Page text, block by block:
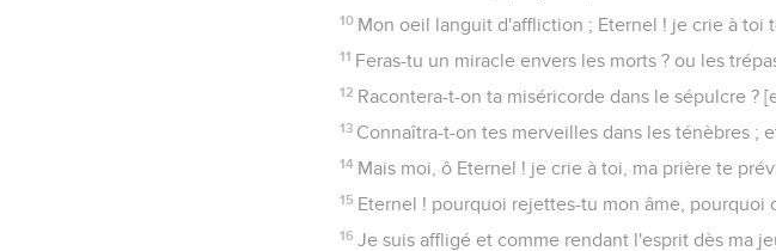
10 Mon oeil languit d'affliction ; Eternel ! je crie à toi
11 Feras-tu un miracle envers les morts ? ou les
12 Racontera-t-on ta miséricorde dans le sépulcre ?
13 Connaîtra-t-on tes merveilles dans les ténèbres ;
14 Mais moi, ô Eternel ! je crie à toi, ma prière te
15 Eternel ! pourquoi rejettes-tu mon âme, pourquoi
16 Je suis affligé et comme rendant l'esprit dès ma